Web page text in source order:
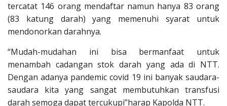
tercatat 146 orang mendaftar namun hanya 83 orang
(83 katung darah) yang memenuhi syarat untuk
mendonorkan darahnya.
“Mudah-mudahan ini bisa bermanfaat untuk
menambah cadangan stok darah yang ada di NTT.
Dengan adanya pandemic covid 19 ini banyak saudara-
saudara kita yang sangat membutuhkan transfusi
darah semoga dapat tercukupi”harap Kapolda NTT.